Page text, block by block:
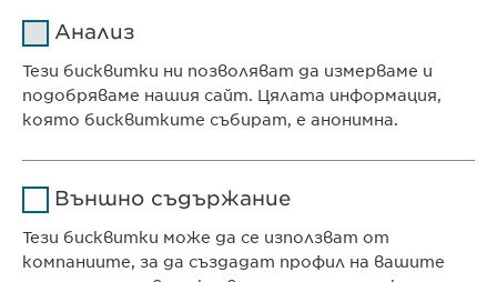
Ewopharma Ltd
ул. „8-ми декември“ № 13
КОНТАКТ
Продължителност 1 година
Цел
Съхранява състоянието
бисквитките на
потребителите.
Анализ
Тези бисквитки ни позволяват да измерваме и
подобряваме нашия сайт. Цялата информация,
която бисквитките събират, е анонимна.
Продължителност 1 day
Външно съдържание
Тези бисквитки може да се използват от
компаниите, за да създадат профил на вашите